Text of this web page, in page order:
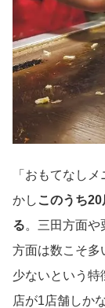
「おもてなし
かし このうち
る。三田方面
方面は数こそ多
少ないという特
店が1店舗しか